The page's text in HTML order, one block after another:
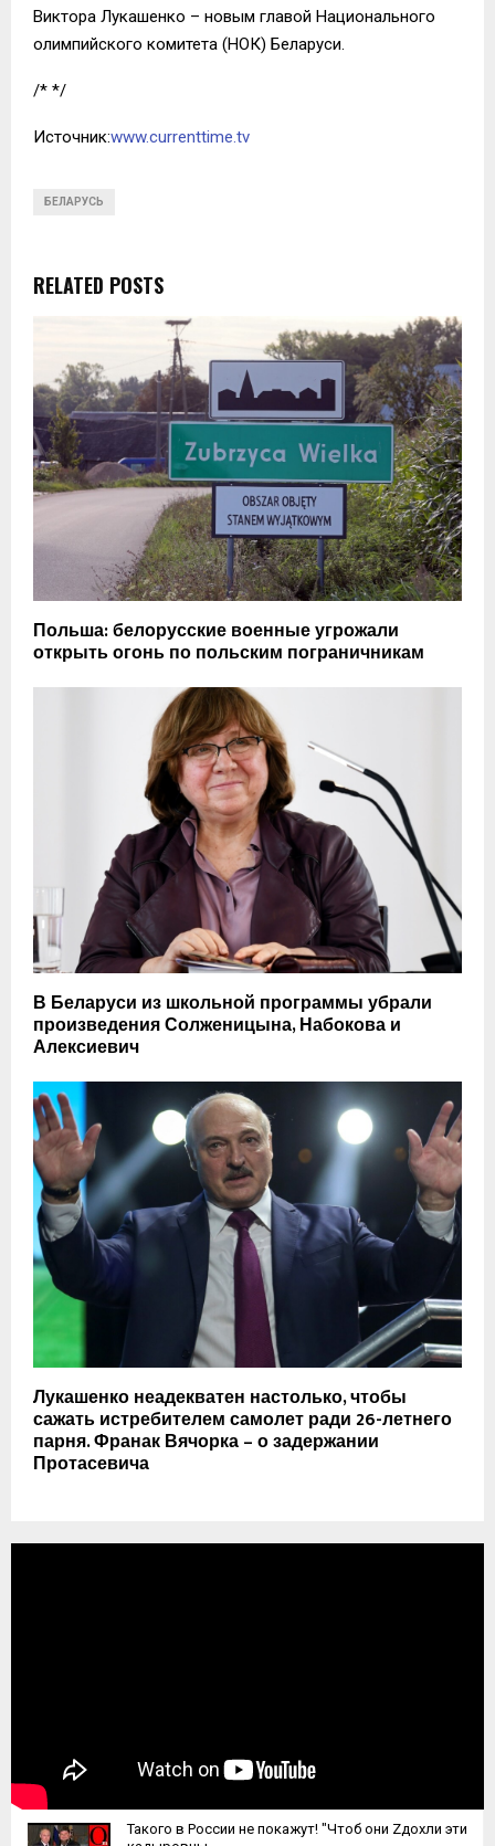
Виктора Лукашенко – новым главой Национального
олимпийского комитета (НОК) Беларуси.
/* */
Источник:www.currenttime.tv
БЕЛАРУСЬ
RELATED POSTS
Польша: белорусские военные угрожали
открыть огонь по польским пограничникам
В Беларуси из школьной программы убрали
произведения Солженицына, Набокова и
Алексиевич
Лукашенко неадекватен настолько, чтобы
сажать истребителем самолет ради 26-летнего
парня. Франак Вячорка – о задержании
Протасевича
Такого в России не покажут! "Чтоб они Zдохли эти